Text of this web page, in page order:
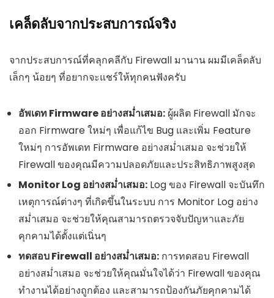
เคล็ดลับจากประสบการณ์จริง
จากประสบการณ์ที่คลุกคลีกับ Firewall มานาน ผมมีเคล็ดลับ
เล็กๆ น้อยๆ ที่อยากจะแชร์ให้ทุกคนฟังครับ
อัพเดท Firmware อย่างสม่ำเสมอ: ผู้ผลิต Firewall มักจะ
ออก Firmware ใหม่ๆ เพื่อแก้ไข Bug และเพิ่ม Feature
ใหม่ๆ การอัพเดท Firmware อย่างสม่ำเสมอ จะช่วยให้
Firewall ของคุณมีความปลอดภัยและประสิทธิภาพสูงสุด
Monitor Log อย่างสม่ำเสมอ: Log ของ Firewall จะบันทึก
เหตุการณ์ต่างๆ ที่เกิดขึ้นในระบบ การ Monitor Log อย่าง
สม่ำเสมอ จะช่วยให้คุณสามารถตรวจจับปัญหาและภัย
คุกคามได้ตั้งแต่เนิ่นๆ
ทดสอบ Firewall อย่างสม่ำเสมอ: การทดสอบ Firewall
อย่างสม่ำเสมอ จะช่วยให้คุณมั่นใจได้ว่า Firewall ของคุณ
ทำงานได้อย่างถูกต้อง และสามารถป้องกันภัยคุกคามได้